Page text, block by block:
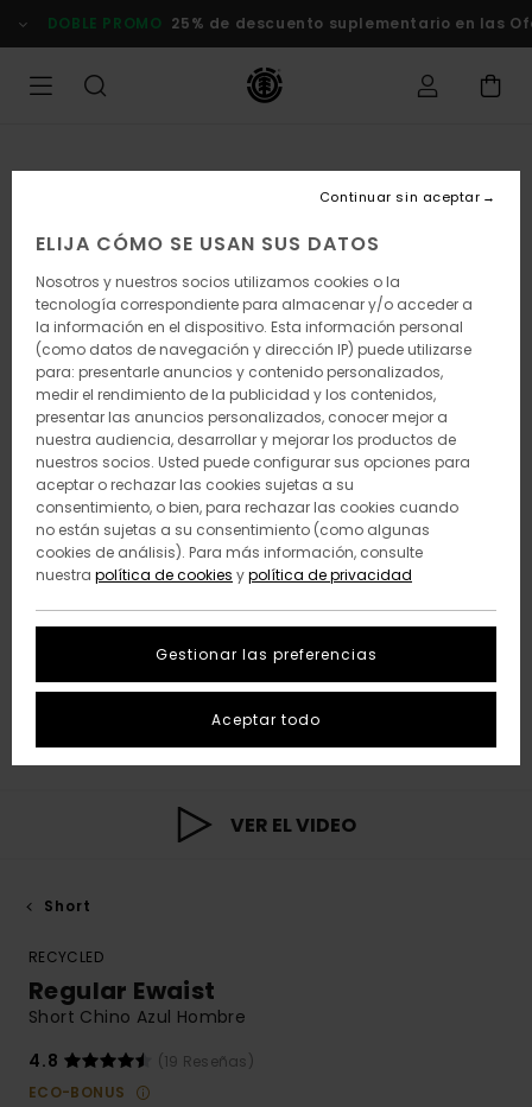
la
PROMO 25% de descuento suplementario en las Ofertas
VER EL VIDEO
Short
RECYCLED
Regular Ewaist
Short Chino Azul Hombre
4.8
(19 Reseñas)
ECO-BONUS
ELIJA CÓMO SE USAN SUS DATOS
Nosotros y nuestros socios utilizamos cookies o la
tecnología correspondiente para almacenar y/o acceder a
la información en el dispositivo. Esta información personal
(como datos de navegación y dirección IP) puede utilizarse
para: presentarle anuncios y contenido personalizados,
medir el rendimiento de la publicidad y los contenidos,
presentar las anuncios personalizados, conocer mejor a
nuestra audiencia, desarrollar y mejorar los productos de
nuestros socios. Usted puede configurar sus opciones para
aceptar o rechazar las cookies sujetas a su
consentimiento, o bien, para rechazar las cookies cuando
no están sujetas a su consentimiento (como algunas
cookies de análisis). Para más información, consulte
nuestra política de cookies ypolítica de privacidad
Gestionar las preferencias
Continuar sin aceptar
Aceptar todo